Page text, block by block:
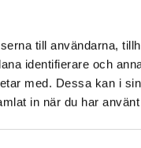
till användarna,
identifierare och
med. Dessa kan i
in när du har
via en
leveranser utanför
måste
mer i uniform